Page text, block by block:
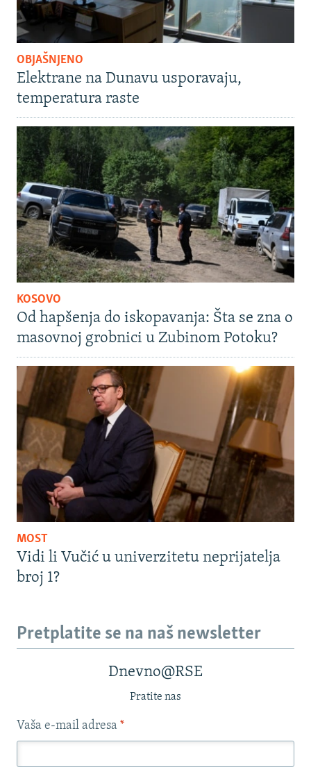
OBJAŠNJENO
Elektrane na Dunavu usporavaju,
temperatura raste
KOSOVO
Od hapšenja do iskopavanja: Šta se zna o
masovnoj grobnici u Zubinom Potoku?
MOST
Vidi li Vučić u univerzitetu neprijatelja
broj 1?
Pretplatite se na naš newsletter
Dnevno@RSE
Pratite nas
Vaša e-mail adresa *